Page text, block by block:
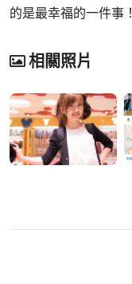
的是最幸福的一件事！
相關照片